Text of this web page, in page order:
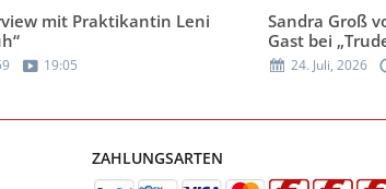
mit Praktikantin Leni
19:05
Sandra Groß
Gast bei
24. Juli, 2026
ZAHLUNGSARTEN